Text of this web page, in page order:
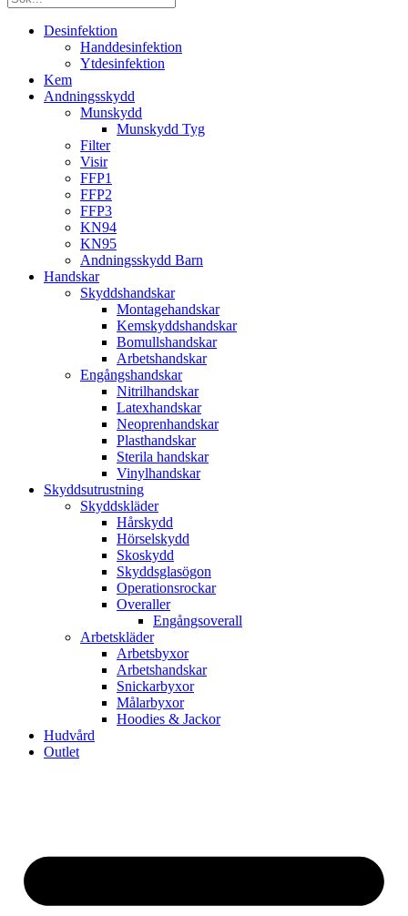
Desinfektion
Handdesinfektion
Ytdesinfektion
Kem
Andningsskydd
Munskydd
Munskydd Tyg
Filter
Visir
FFP1
FFP2
FFP3
KN94
KN95
Andningsskydd Barn
Handskar
Skyddshandskar
Montagehandskar
Kemskyddshandskar
Bomullshandskar
Arbetshandskar
Engångshandskar
Nitrilhandskar
Latexhandskar
Neoprenhandskar
Plasthandskar
Sterila handskar
Vinylhandskar
Skyddsutrustning
Skyddskläder
Hårskydd
Hörselskydd
Skoskydd
Skyddsglasögon
Operationsrockar
Overaller
Engångsoverall
Arbetskläder
Arbetsbyxor
Arbetshandskar
Snickarbyxor
Målarbyxor
Hoodies & Jackor
Hudvård
Outlet